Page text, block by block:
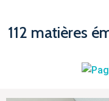
112 matières